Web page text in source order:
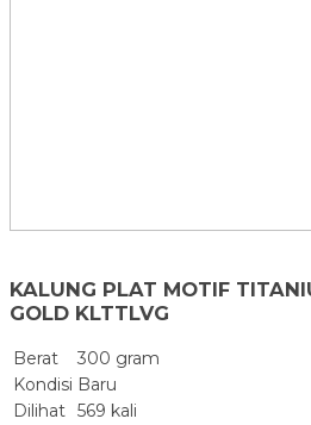
KALUNG PLAT MOTIF
GOLD KLTTLVG
Berat
300 gram
Kondisi Baru
Dilihat 569 kali